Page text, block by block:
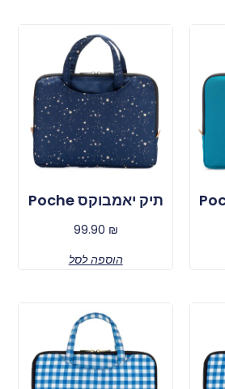
תיק יאמבוקס Poche
99.90 ₪
הוספה לסל